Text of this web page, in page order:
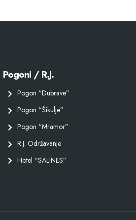
Pogoni / R.J.
Pogon “Dubrave”
Pogon “Šikulje”
Pogon “Mramor”
R.J. Održavanje
Hotel “SALINES”